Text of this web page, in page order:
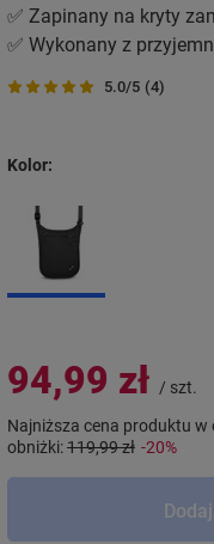
✅ Zapinany na kryty
✅ Wykonany z
5.0/5 (4)
Kolor
94,99 zł / szt.
Najniższa cena produktu
obniżki:119,99 zł -20%